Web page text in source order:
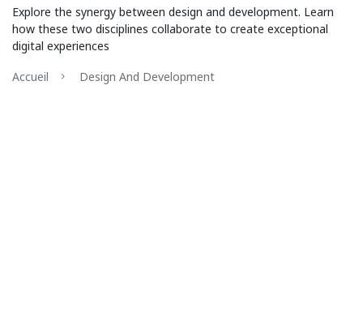
Explore the synergy between design and development. Learn
how these two disciplines collaborate to create exceptional
digital experiences
Accueil
Design And Development